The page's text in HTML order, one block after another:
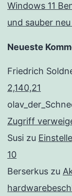
Windows 11
und sauber
Neueste
Friedrich
2,140,21
Zugriff
Susi zu
10
Berserkus zu